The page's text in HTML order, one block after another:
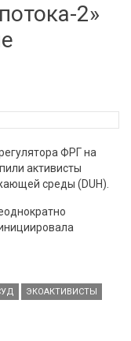
2»
ФРГ на
активисты
среды (DUH).
ЭКОАКТИВИСТЫ